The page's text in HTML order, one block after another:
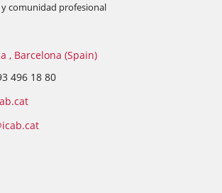
comunidad profesional
, Barcelona (Spain)
496 18 80